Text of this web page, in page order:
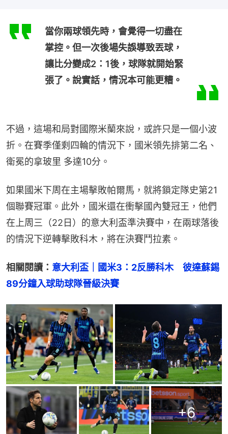
當你兩球領先時，會覺得一切盡在
掌控。但一次後場失誤導致丟球，
讓比分變成2：1後，球隊就開始緊
張了。說實話，情況本可能更糟。
不過，這場和局對國際米蘭來說，或許只是一個小波
折。在賽季僅剩四輪的情況下，國米領先排第二名、
衛冕的拿玻里 多達10分。
如果國米下周在主場擊敗帕爾馬，就將鎖定隊史第21
個聯賽冠軍。此外，國米還在衝擊國內雙冠王，他們
在上周三（22日）的意大利盃準決賽中，在兩球落後
的情況下逆轉擊敗科木，將在決賽鬥拉素。
相關閱讀： 意大利盃｜國米3：2反勝科木　彼達蘇錫
89分鐘入球助球隊晉級決賽
+6